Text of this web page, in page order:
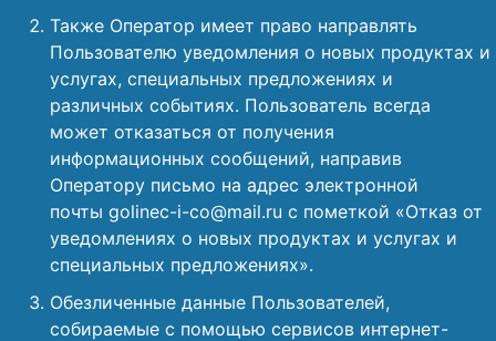
Также Оператор имеет право направлять
Пользователю уведомления о новых продуктах и
услугах, специальных предложениях и
различных событиях. Пользователь всегда
может отказаться от получения
информационных сообщений, направив
Оператору письмо на адрес электронной
почты golinec-i-co@mail.ru с пометкой «Отказ от
уведомлениях о новых продуктах и услугах и
специальных предложениях».
Обезличенные данные Пользователей,
собираемые с помощью сервисов интернет-